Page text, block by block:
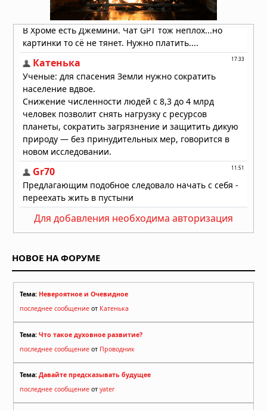
Как солнечный ветер лишил Марс
атмосферы: физический механизм
раскрыт
Для добавления необходима авторизация
НОВОЕ НА ФОРУМЕ
Тема: Невероятное и Очевидное
последнее сообщение от Катенька
Тема: Что такое духовное развитие?
последнее сообщение от Проводник
Тема: Давайте предсказывать будущее
последнее сообщение от yater